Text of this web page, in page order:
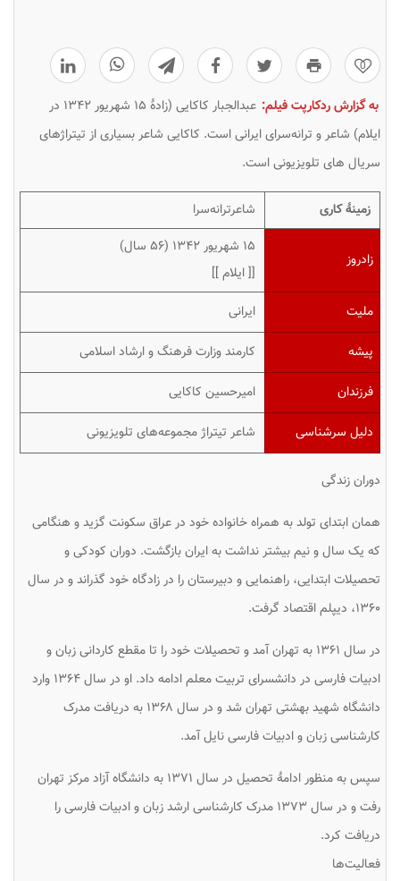
0
به گزارش ردکارپت فیلم:
عبدالجبار کاکایی (زادهٔ ۱۵ شهریور ۱۳۴۲ در
ایلام) شاعر و ترانه‌سرای ایرانی است. کاکایی شاعر بسیاری از تیتراژهای
سریال‌ های تلویزیونی است.
زمینهٔ کاری شاعرترانه‌سرا
زادروز
۱۵ شهریور ۱۳۴۲ ‏(۵۶ سال)
[[ ایلام ]]
ملیت
ایرانی
پیشه
کارمند وزارت فرهنگ و ارشاد اسلامی
فرزندان
امیرحسین کاکایی
دلیل سرشناسی
شاعر تیتراژ مجموعه‌های تلویزیونی
دوران زندگی
همان ابتدای تولد به همراه خانواده خود در عراق سکونت گزید و هنگامی
که یک سال و نیم بیشتر نداشت به ایران بازگشت. دوران کودکی و
تحصیلات ابتدایی، راهنمایی و دبیرستان را در زادگاه خود گذراند و در سال
۱۳۶۰، دیپلم اقتصاد گرفت.
در سال ۱۳۶۱ به تهران آمد و تحصیلات خود را تا مقطع کاردانی زبان و
ادبیات فارسی در دانشسرای تربیت معلم ادامه داد. او در سال ۱۳۶۴ وارد
دانشگاه شهید بهشتی تهران شد و در سال ۱۳۶۸ به دریافت مدرک
کارشناسی زبان و ادبیات فارسی نایل آمد.
سپس به منظور ادامهٔ تحصیل در سال ۱۳۷۱ به دانشگاه آزاد مرکز تهران
رفت و در سال ۱۳۷۳ مدرک کارشناسی ارشد زبان و ادبیات فارسی را
دریافت کرد.
فعالیت‌ها